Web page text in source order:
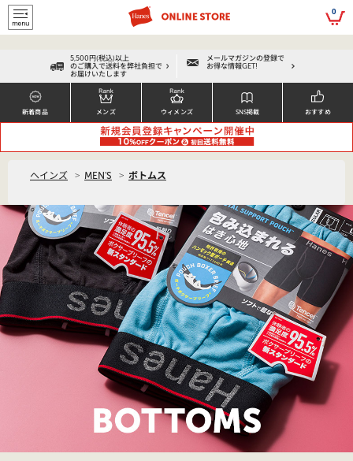
script> 0
5,500円(税込)以上
のご購入で送料を弊社負担で
お届けいたします
メールマガジンの登録で
お得な情報GET!
新着商品 メンズ ウィメンズ SNS掲載 おすすめ
ヘインズ > MEN'S > ボトムス